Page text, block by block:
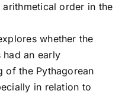
order in the
whether the
had an early
of the Pythagorean
in relation to